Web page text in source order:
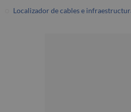
Localizador de cables e